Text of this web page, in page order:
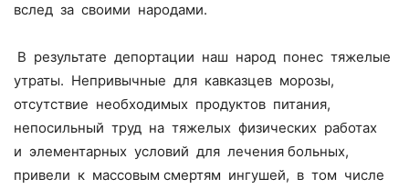
вслед за своими народами.
В результате депортации наш народ понес тяжелые
утраты. Непривычные для кавказцев морозы,
отсутствие необходимых продуктов питания,
непосильный труд на тяжелых физических работах
и элементарных условий для лечения больных,
привели к массовым смертям ингушей, в том числе